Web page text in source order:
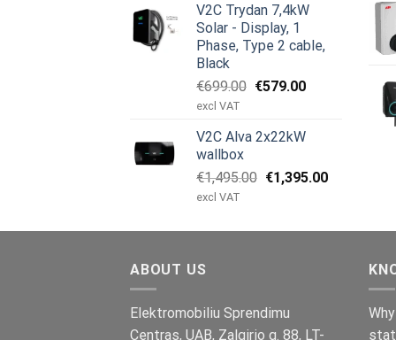
€899.00.€499.00.
V2C Trydan 7,4kW
Solar - Display, 1
Phase, Type 2 cable,
Black
€699.00 Original
€699.00.
€579.00Current
€579.00.
excl VAT
V2C Alva 2x22kW
wallbox
€1,495.00 Original
€1,495.00.
€1,395.00Current
€1,395.00.
excl VAT
ABOUT US
Elektromobiliu Sprendimu
Centras, UAB, Zalgirio g. 88, LT-